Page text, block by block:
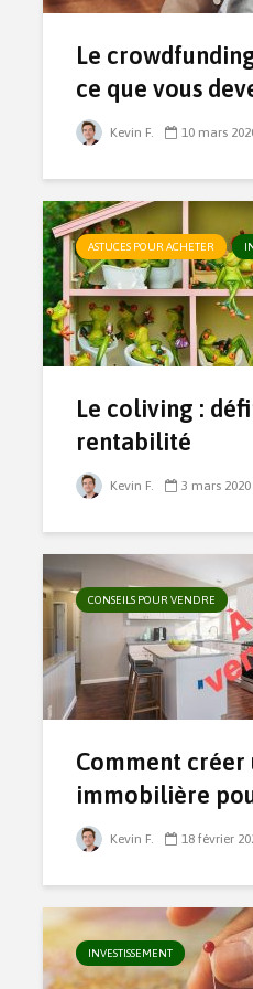
Le
ce que vous
Kevin F. 10 mars
ASTUCES POUR ACHETER
Le coliving :
rentabilité
Kevin F. 3 mars 2020
CONSEILS POUR VENDRE
Comment créer
immobilière
Kevin F. 18 février
INVESTISSEMENT